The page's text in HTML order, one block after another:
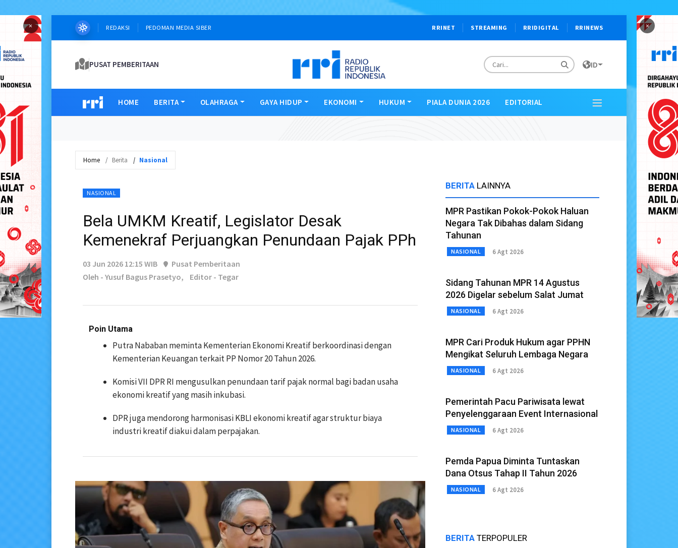
× ×
REDAKSI PEDOMAN MEDIA SIBER RRINET STREAMING RRIDIGITAL RRINEWS
PUSAT PEMBERITAAN ID
HOME BERITA OLAHRAGA GAYA HIDUP EKONOMI HUKUM PIALA DUNIA 2026 EDITORIAL
Home Berita Nasional
NASIONAL
Bela UMKM Kreatif, Legislator Desak
Kemenekraf Perjuangkan Penundaan Pajak PPh
03 Jun 2026 12:15 WIB
Pusat Pemberitaan
Oleh - Yusuf Bagus Prasetyo,
Editor - Tegar
Poin Utama
Putra Nababan meminta Kementerian Ekonomi Kreatif berkoordinasi dengan
Kementerian Keuangan terkait PP Nomor 20 Tahun 2026.
Komisi VII DPR RI mengusulkan penundaan tarif pajak normal bagi badan usaha
ekonomi kreatif yang masih inkubasi.
DPR juga mendorong harmonisasi KBLI ekonomi kreatif agar struktur biaya
industri kreatif diakui dalam perpajakan.
BERITA LAINNYA
MPR Pastikan Pokok-Pokok Haluan
Negara Tak Dibahas dalam Sidang
Tahunan
NASIONAL 6 Agt 2026
Sidang Tahunan MPR 14 Agustus
2026 Digelar sebelum Salat Jumat
NASIONAL 6 Agt 2026
MPR Cari Produk Hukum agar PPHN
Mengikat Seluruh Lembaga Negara
NASIONAL 6 Agt 2026
Pemerintah Pacu Pariwisata lewat
Penyelenggaraan Event Internasional
NASIONAL 6 Agt 2026
Pemda Papua Diminta Tuntaskan
Dana Otsus Tahap II Tahun 2026
NASIONAL 6 Agt 2026
BERITA TERPOPULER